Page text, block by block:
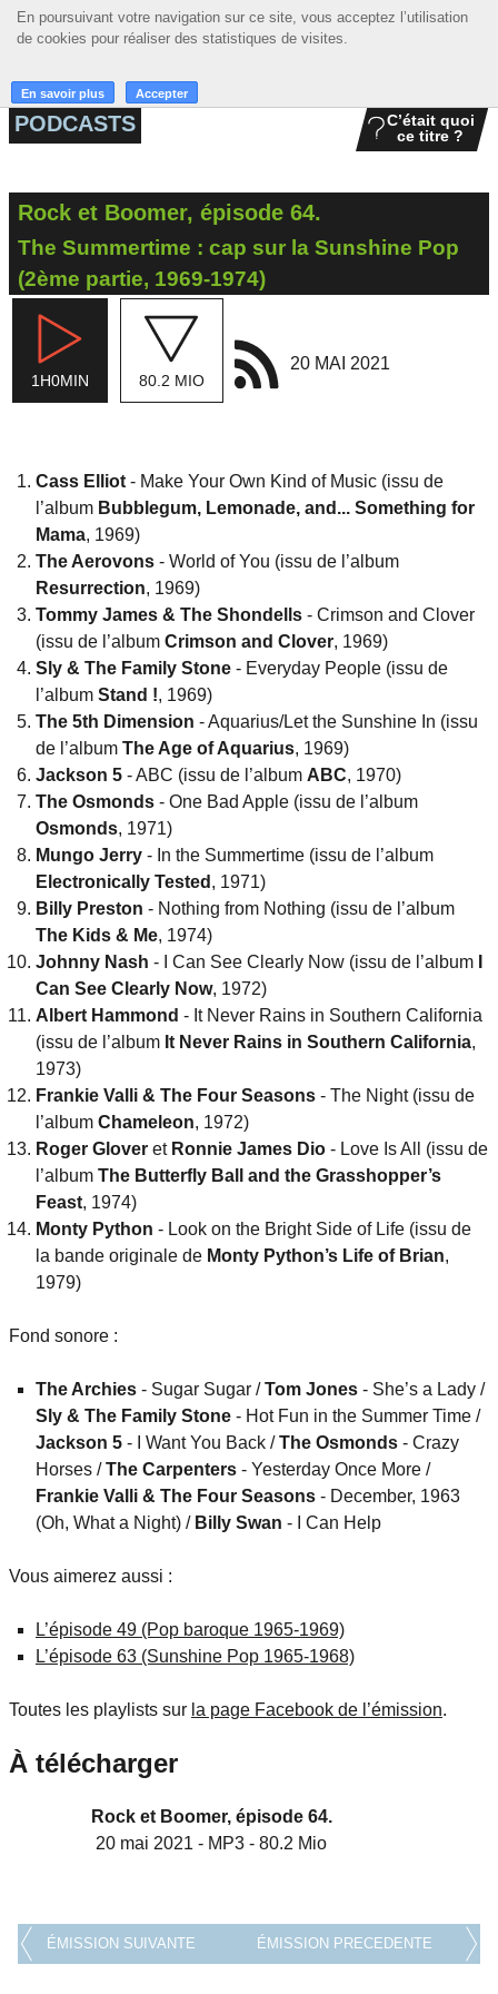
En poursuivant votre navigation sur ce site, vous acceptez l’utilisation
de cookies pour réaliser des statistiques de visites.
En savoir plus Accepter
En poursuivant votre navigation sur ce site, vous acceptez l’utilisation
de cookies pour réaliser des statistiques de visites.
En savoir plus Accepter
☰ MENU
ACCUEIL
MUSIQUE
ACTIONS
LA RADIO
PODCASTS
C’était quoi
ce titre ?
Rock et Boomer, épisode 64.
The Summertime : cap sur la Sunshine Pop
(2ème partie, 1969-1974)
1H0MIN 80.2 MIO
20 MAI 2021
Cass Elliot - Make Your Own Kind of Music (issu de
l’album Bubblegum, Lemonade, and... Something for
Mama, 1969)
The Aerovons - World of You (issu de l’album
Resurrection, 1969)
Tommy James & The Shondells - Crimson and Clover
(issu de l’album Crimson and Clover, 1969)
Sly & The Family Stone - Everyday People (issu de
l’album Stand !, 1969)
The 5th Dimension - Aquarius/Let the Sunshine In (issu
de l’album The Age of Aquarius, 1969)
Jackson 5 - ABC (issu de l’album ABC, 1970)
The Osmonds - One Bad Apple (issu de l’album
Osmonds, 1971)
Mungo Jerry - In the Summertime (issu de l’album
Electronically Tested , 1971)
Billy Preston - Nothing from Nothing (issu de l’album
The Kids & Me, 1974)
Johnny Nash - I Can See Clearly Now (issu de l’album
Can See Clearly Now, 1972)
Albert Hammond - It Never Rains in Southern California
(issu de l’album It Never Rains in Southern California,
1973)
Frankie Valli & The Four Seasons - The Night (issu de
l’album Chameleon, 1972)
Roger Glover et Ronnie James Dio - Love Is All (issu de
l’album The Butterfly Ball and the Grasshopper’s
Feast, 1974)
Monty Python - Look on the Bright Side of Life (issu de
la bande originale de Monty Python’s Life of Brian,
1979)
Fond sonore :
The Archies - Sugar Sugar /Tom Jones - She’s a Lady /
Sly & The Family Stone - Hot Fun in the Summer Time /
Jackson 5 - I Want You Back /The Osmonds - Crazy
Horses /The Carpenters - Yesterday Once More /
Frankie Valli & The Four Seasons - December, 1963
(Oh, What a Night) / Billy Swan - I Can Help
Vous aimerez aussi :
L’épisode 49 (Pop baroque 1965-1969)
L’épisode 63 (Sunshine Pop 1965-1968)
Toutes les playlists sur la page Facebook de l’émission.
À télécharger
Rock et Boomer, épisode 64.
20 mai 2021 - MP3 - 80.2 Mio
ÉMISSION SUIVANTE ÉMISSION PRECEDENTE